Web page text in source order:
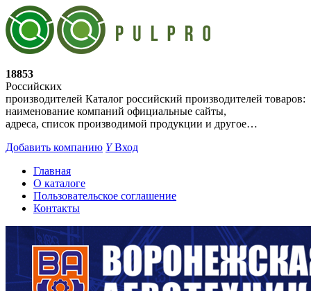
18853
Российских
производителей Каталог российский производителей товаров:
наименование компаний официальные сайты,
адреса, список производимой продукции и другое…
Добавить компанию YВход
Главная
О каталоге
Пользовательское соглашение
Контакты